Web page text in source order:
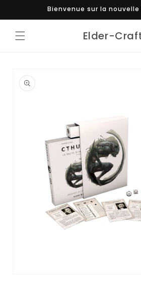
au
contenu
Bienvenue sur la
Elder-
informations
produits